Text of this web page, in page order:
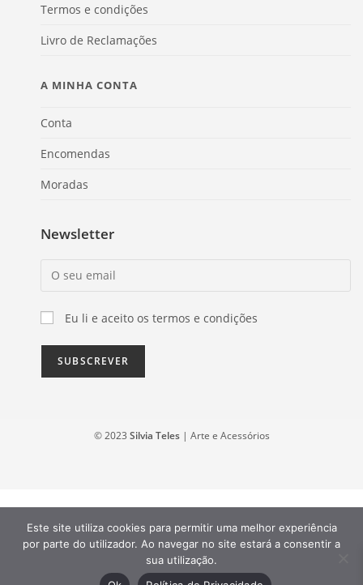
Termos e condições
Livro de Reclamações
A MINHA CONTA
Conta
Encomendas
Moradas
Newsletter
Eu li e aceito os termos e condições
© 2023 Silvia Teles| Arte e Acessórios
Este site utiliza cookies para permitir uma melhor experiência
por parte do utilizador. Ao navegar no site estará a consentir a
sua utilização.